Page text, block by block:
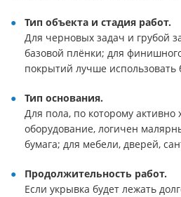
Тип объекта и стадия работ.
Для черновых задач и грубой
базовой плёнки; для
покрытий лучше использовать
Тип основания.
Для пола, по которому
оборудование, логичен
бумага; для мебели, дверей,
Продолжительность работ.
Если укрывка будет лежать